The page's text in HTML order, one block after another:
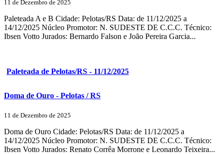
11 de Dezembro de 2025
Paleteada A e B Cidade: Pelotas/RS Data: de 11/12/2025 a
14/12/2025 Núcleo Promotor: N. SUDESTE DE C.C.C. Técnico:
Ibsen Votto Jurados: Bernardo Falson e João Pereira Garcia...
Paleteada de Pelotas/RS - 11/12/2025
Doma de Ouro - Pelotas / RS
11 de Dezembro de 2025
Doma de Ouro Cidade: Pelotas/RS Data: de 11/12/2025 a
14/12/2025 Núcleo Promotor: N. SUDESTE DE C.C.C. Técnico:
Ibsen Votto Jurados: Renato Corrêa Morrone e Leonardo Teixeira...